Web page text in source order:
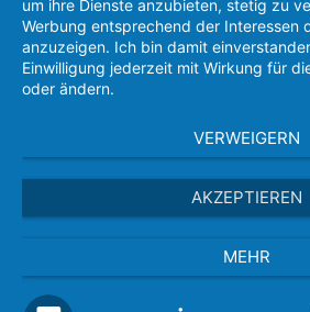
um ihre Dienste anzubieten, stetig zu
Werbung entsprechend der Interessen
anzuzeigen. Ich bin damit
Einwilligung jederzeit mit Wirkung für
oder ändern.
VERWEIGERN
AKZEPTIEREN
MEHR